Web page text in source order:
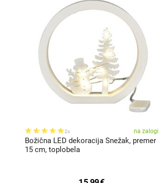
2x na zalogi
Božična LED dekoracija Snežak, premer
15 cm, toplobela